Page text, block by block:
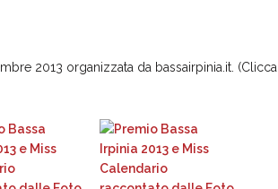
2013 organizzata da bassairpinia.it. (Clicca